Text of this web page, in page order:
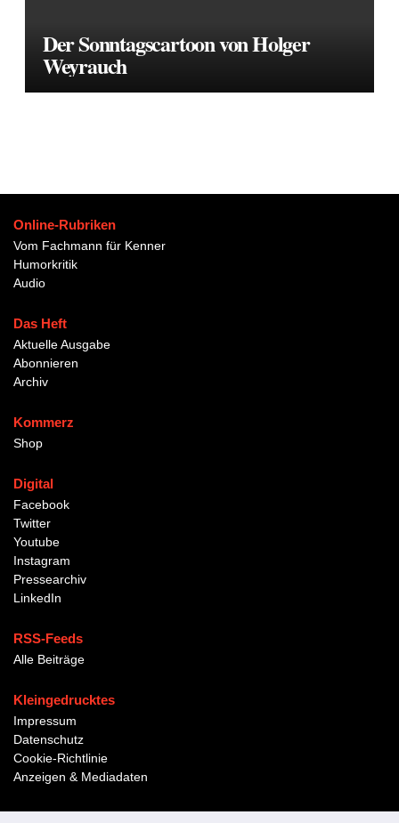
Der Sonntagscartoon von Holger
Weyrauch
Online-Rubriken
Vom Fachmann für Kenner
Humorkritik
Audio
Das Heft
Aktuelle Ausgabe
Abonnieren
Archiv
Kommerz
Shop
Digital
Facebook
Twitter
Youtube
Instagram
Pressearchiv
LinkedIn
RSS-Feeds
Alle Beiträge
Kleingedrucktes
Impressum
Datenschutz
Cookie-Richtlinie
Anzeigen & Mediadaten